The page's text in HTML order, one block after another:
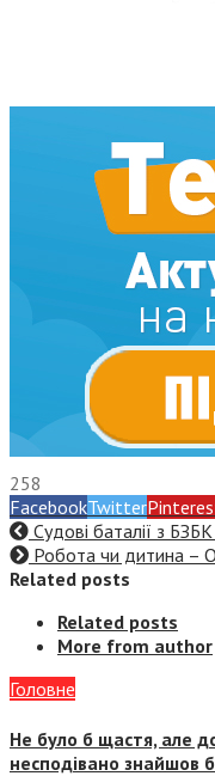
258
FacebookTwitter
Судові баталії з
Робота чи дитина –
Related posts
Related posts
More from author
Головне
Не було б щастя, але
несподівано знайшов